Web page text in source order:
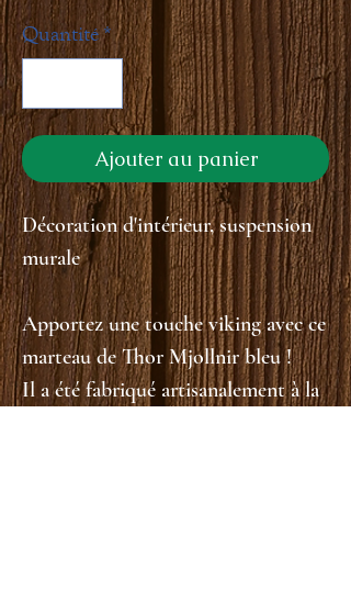
Quantité*
Ajouter au panier
Décoration d'intérieur, suspension
murale
Apportez une touche viking avec ce
marteau de Thor Mjollnir bleu !
Il a été fabriqué artisanalement à la